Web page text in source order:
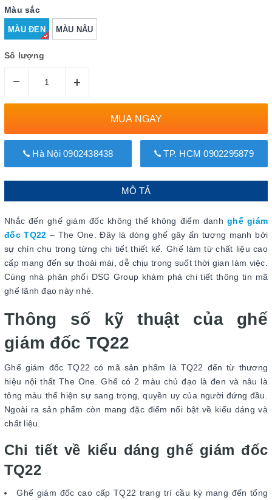
Màu sắc
MÀU ĐEN MÀU NÂU
Số lượng
– +
MUA NGAY
Hà Nội 0902438438 TP. HCM 0902295879
MÔ TẢ
Nhắc đến ghế giám đốc không thể không điểm danhghế giám
đốc TQ22 – The One. Đây là dòng ghế gây ấn tượng mạnh bởi
sự chỉn chu trong từng chi tiết thiết kế. Ghế làm từ chất liệu cao
cấp mang đến sự thoải mái, dễ chịu trong suốt thời gian làm việc.
Cùng nhà phân phối DSG Group khám phá chi tiết thông tin mã
ghế lãnh đạo này nhé.
Thông số kỹ thuật của ghế
giám đốc TQ22
Ghế giám đốc TQ22 có mã sản phẩm là TQ22 đến từ thương
hiệu nội thất The One. Ghế có 2 màu chủ đạo là đen và nâu là
tông màu thể hiện sự sang trọng, quyền uy của người đứng đầu.
Ngoài ra sản phẩm còn mang đặc điểm nổi bật về kiểu dáng và
chất liệu.
Chi tiết về kiểu dáng ghế giám đốc
TQ22
Ghế giám đốc cao cấp TQ22 trang trí cầu kỳ mang đến tổng